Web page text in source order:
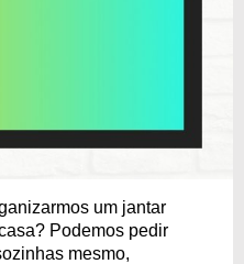
um jantar
Podemos pedir
mesmo,